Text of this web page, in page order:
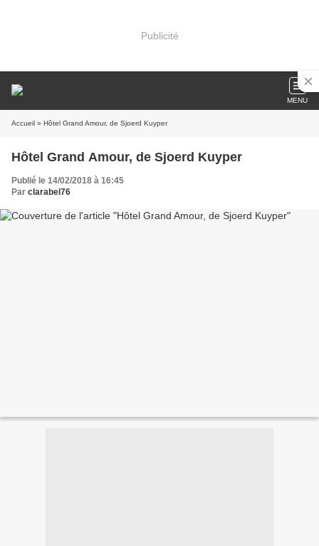
Publicité
MENU
Accueil » Hôtel Grand Amour, de Sjoerd Kuyper
Hôtel Grand Amour, de Sjoerd Kuyper
Publié le 14/02/2018 à 16:45
Par clarabel76